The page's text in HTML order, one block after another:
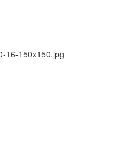
16-150x150.jpg